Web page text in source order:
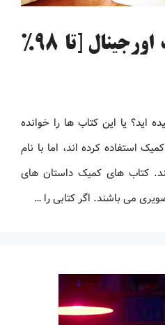
خرید کتاب کمیک اورجینال [تا 98%
اید؟ یا این کتاب ها را خوانده
استفاده کرده اند، اما با نام
کتاب های کمیک داستان های
می باشند. اگر کتابی را …